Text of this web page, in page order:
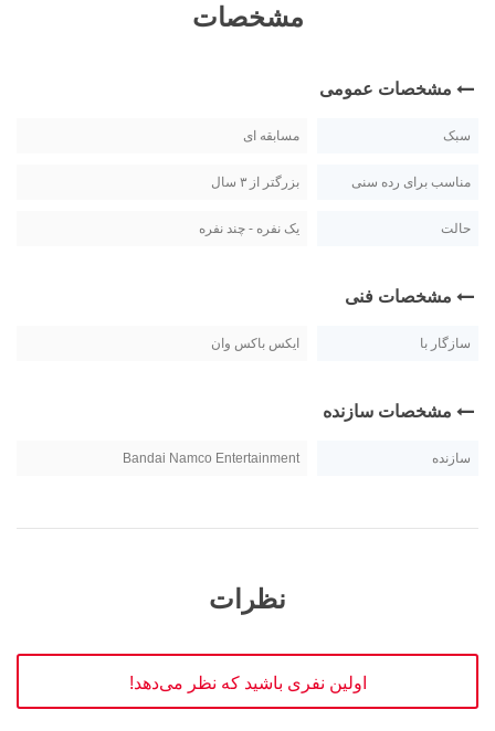
مشخصات
مشخصات عمومی
سبک مسابقه ای
مناسب برای رده سنی بزرگتر از ۳ سال
حالت یک نفره - چند نفره
مشخصات فنی
سازگار با ایکس باکس وان
مشخصات سازنده
سازنده Bandai Namco Entertainment
نظرات
اولین نفری باشید که نظر می‌دهد!